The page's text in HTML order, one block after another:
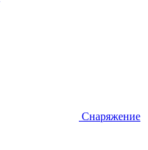
Снаряжение